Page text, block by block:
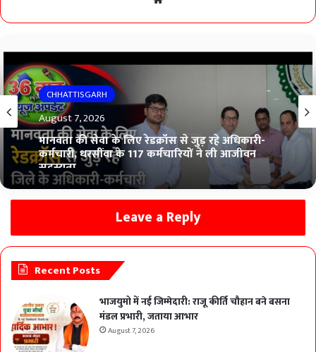
CHHATTISGARH
August 7, 2026
मानवता की सेवा के लिए रेडक्रॉस से जुड़ रहे अधिकारी-
कर्मचारी, धरसींवा के 117 कर्मचारियों ने ली आजीवन
सदस्यता
Leave a Reply
Recent Posts
भाजयुमो में नई जिम्मेदारी: राजू कीर्ति चौहान बने बसना
मंडल प्रभारी, जताया आभार
August 7, 2026